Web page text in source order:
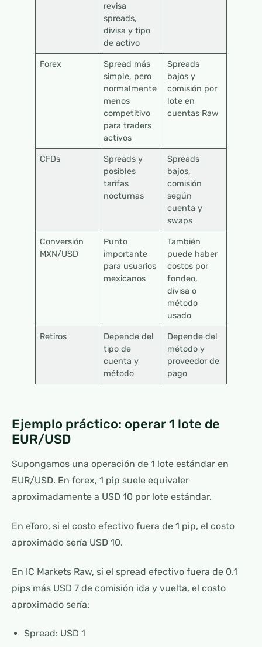
revisa
spreads,
divisa y tipo
de activo
Forex
Spread más
simple, pero
normalmente
menos
competitivo
para traders
activos
Spreads
bajos y
comisión por
lote en
cuentas Raw
CFDs
Spreads y
posibles
tarifas
nocturnas
Spreads
bajos,
comisión
según
cuenta y
swaps
Conversión
MXN/USD
Punto
importante
para usuarios
mexicanos
También
puede haber
costos por
fondeo,
divisa o
método
usado
Retiros
Depende del
tipo de
cuenta y
método
Depende del
método y
proveedor de
pago
Ejemplo práctico: operar 1 lote de
EUR/USD
Supongamos una operación de 1 lote estándar en
EUR/USD. En forex, 1 pip suele equivaler
aproximadamente a USD 10 por lote estándar.
En eToro, si el costo efectivo fuera de 1 pip, el costo
aproximado sería USD 10.
En IC Markets Raw, si el spread efectivo fuera de 0.1
pips más USD 7 de comisión ida y vuelta, el costo
aproximado sería:
Spread: USD 1